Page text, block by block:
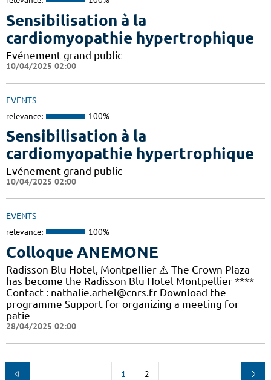
Sensibilisation à la
cardiomyopathie hypertrophique
Evénement grand public
10/04/2025 02:00
EVENTS
relevance: 100%
Sensibilisation à la
cardiomyopathie hypertrophique
Evénement grand public
10/04/2025 02:00
EVENTS
relevance: 100%
Colloque ANEMONE
Radisson Blu Hotel, Montpellier ⚠️ The Crown Plaza
has become the Radisson Blu Hotel Montpellier ****
Contact : nathalie.arhel@cnrs.fr Download the
programme Support for organizing a meeting for
patie
28/04/2025 02:00
1 2